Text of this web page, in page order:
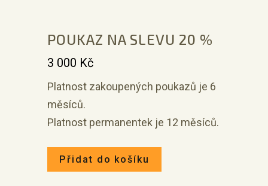
POUKAZ NA SLEVU 20 %
3 000 Kč
Platnost zakoupených poukazů je 6
měsíců.
Platnost permanentek je 12 měsíců.
Přidat do košíku